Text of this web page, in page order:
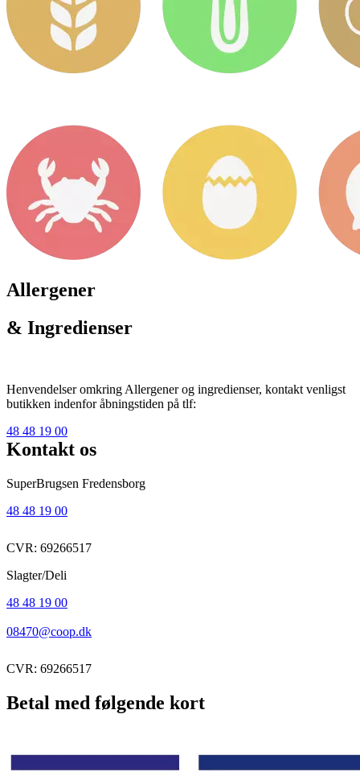
Allergener
& Ingredienser
Henvendelser omkring Allergener og ingredienser, kontakt venligst
butikken indenfor åbningstiden på tlf:
48 48 19 00
Kontakt os
SuperBrugsen Fredensborg
48 48 19 00
CVR: 69266517
Slagter/Deli
48 48 19 00
08470@coop.dk
CVR: 69266517
Betal med følgende kort